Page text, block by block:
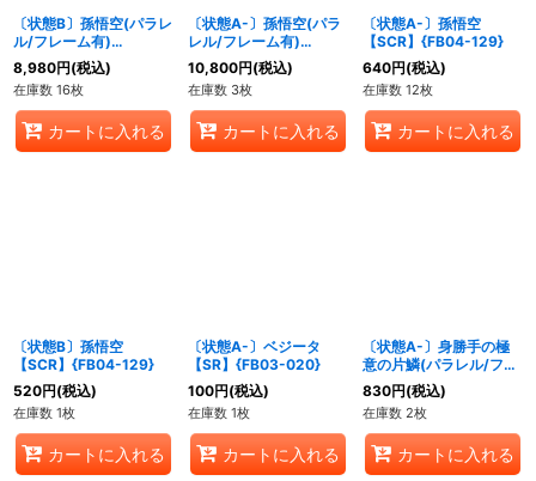
〔状態B〕孫悟空(パラレ
ル/フレーム有)
【SCR☆】{FB04-129}
8,980円(税込)
在庫数 16枚
カートに入れる
〔状態A-〕孫悟空(パラ
レル/フレーム有)
【SCR☆】{FB04-129}
10,800円(税込)
在庫数 3枚
カートに入れる
〔状態A-〕孫悟空
【SCR】{FB04-129}
640円(税込)
在庫数 12枚
カートに入れる
〔状態B〕孫悟空
【SCR】{FB04-129}
520円(税込)
在庫数 1枚
カートに入れる
〔状態A-〕ベジータ
【SR】{FB03-020}
100円(税込)
在庫数 1枚
カートに入れる
〔状態A-〕身勝手の極
意の片鱗(パラレル/フル
アートFoil)【C☆】
{FB02-035}
830円(税込)
在庫数 2枚
カートに入れる